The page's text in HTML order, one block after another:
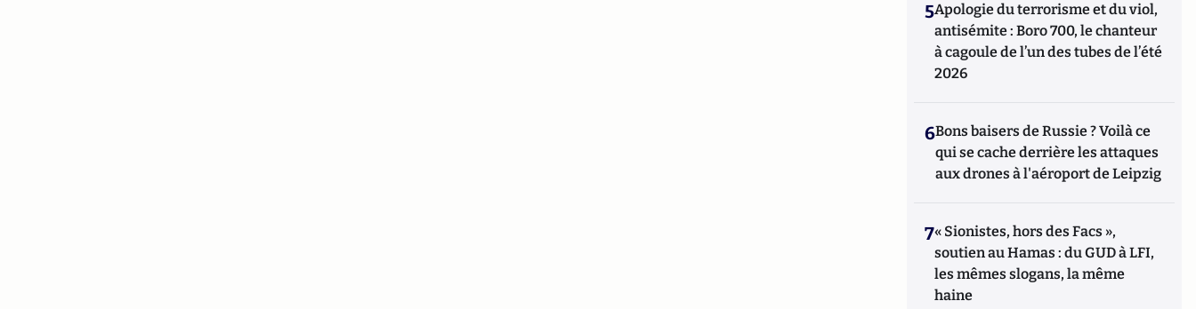
5Apologie du terrorisme et du viol,
antisémite : Boro 700, le chanteur
à cagoule de l’un des tubes de l’été
2026
6Bons baisers de Russie ? Voilà ce
qui se cache derrière les attaques
aux drones à l'aéroport de Leipzig
7« Sionistes, hors des Facs »,
soutien au Hamas : du GUD à LFI,
les mêmes slogans, la même
haine